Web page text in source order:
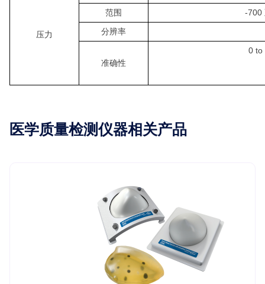
压力
范围
-700
分辨率
准确性
0 to
医学质量检测仪器相关产品